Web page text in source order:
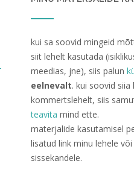
kui sa soovid mingeid
siit lehelt kasutada
meedias, jne), siis palun
eelnevalt. kui soovid siia
kommertslehelt, siis
teavita mind ette.
materjalide kasutamisel
lisatud link minu lehele
sissekandele.